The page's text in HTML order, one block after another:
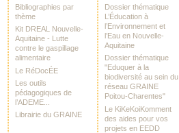
Bibliographies par
thème
Kit DREAL Nouvelle-
Aquitaine - Lutte
contre le gaspillage
alimentaire
Le RéDocÉE
Les outils
pédagogiques de
l’ADEME...
Librairie du GRAINE
Dossier thématique
L’Éducation à
l’Environnement et
l’Eau en Nouvelle-
Aquitaine
Dossier thématique
"Eduquer à la
biodiversité au sein du
réseau GRAINE
Poitou-Charentes"
Le KiKeKoiKomment
des aides pour vos
projets en EEDD